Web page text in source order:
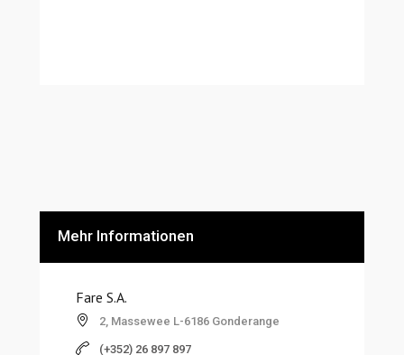
Mehr Informationen
Fare S.A.
2, Massewee L-6186 Gonderange
(+352) 26 897 897